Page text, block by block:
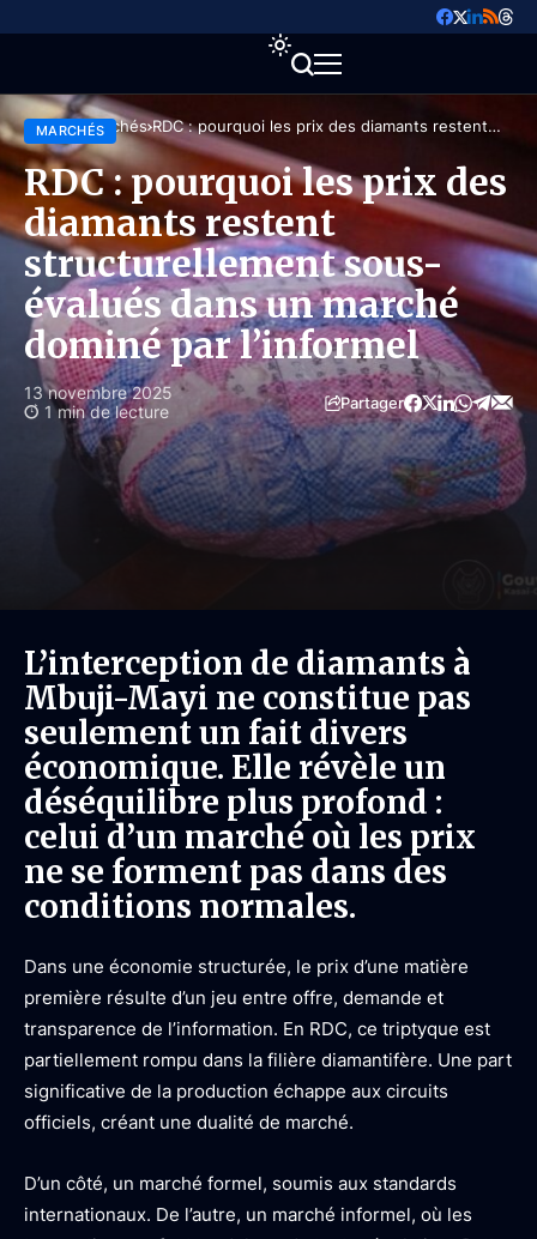
Accueil Marchés RDC : pourquoi les prix des diamants restent
structurellement sous-évalués dans un marché
dominé par l’informel
MARCHÉS
RDC : pourquoi les prix des
diamants restent
structurellement sous-
évalués dans un marché
dominé par l’informel
13 novembre 2025
1 min de lecture
Partager
L’interception de diamants à
Mbuji-Mayi ne constitue pas
seulement un fait divers
économique. Elle révèle un
déséquilibre plus profond :
celui d’un marché où les prix
ne se forment pas dans des
conditions normales.
Dans une économie structurée, le prix d’une matière
première résulte d’un jeu entre offre, demande et
transparence de l’information. En RDC, ce triptyque est
partiellement rompu dans la filière diamantifère. Une part
significative de la production échappe aux circuits
officiels, créant une dualité de marché.
D’un côté, un marché formel, soumis aux standards
internationaux. De l’autre, un marché informel, où les